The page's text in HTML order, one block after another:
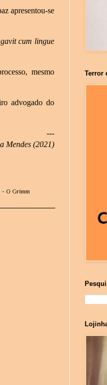
apresentou-se
cum lingue
mesmo
advogado do
---
Mendes (2021)
- O Grimm
Terror